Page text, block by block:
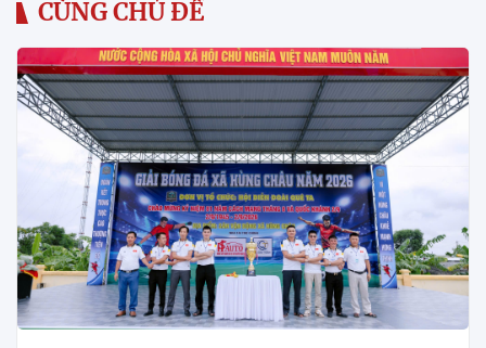
CÙNG CHỦ ĐỀ